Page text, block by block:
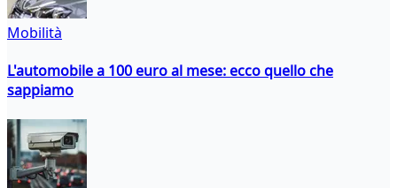
Mobilità
L'automobile a 100 euro al mese: ecco quello che
sappiamo